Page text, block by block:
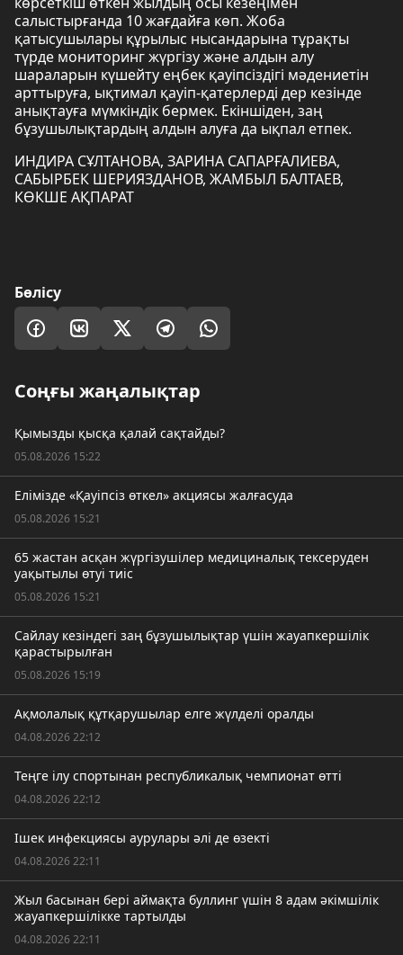
салыстырғанда 10 жағдайға көп. Жоба
қатысушылары құрылыс нысандарына тұрақты
түрде мониторинг жүргізу және алдын алу
шараларын күшейту еңбек қауіпсіздігі мәдениетін
арттыруға, ықтимал қауіп-қатерлерді дер кезінде
анықтауға мүмкіндік бермек. Екіншіден, заң
бұзушылықтардың алдын алуға да ықпал етпек.
ИНДИРА СҰЛТАНОВА, ЗАРИНА САПАРҒАЛИЕВА,
САБЫРБЕК ШЕРИЯЗДАНОВ, ЖАМБЫЛ БАЛТАЕВ,
КӨКШЕ АҚПАРАТ
Бөлісу
Соңғы жаңалықтар
Қымызды қысқа қалай сақтайды?
05.08.2026 15:22
Елімізде «Қауіпсіз өткел» акциясы жалғасуда
05.08.2026 15:21
65 жастан асқан жүргізушілер медициналық тексеруден
уақытылы өтуі тиіс
05.08.2026 15:21
Сайлау кезіндегі заң бұзушылықтар үшін жауапкершілік
қарастырылған
05.08.2026 15:19
Ақмолалық құтқарушылар елге жүлделі оралды
04.08.2026 22:12
Теңге ілу спортынан республикалық чемпионат өтті
04.08.2026 22:12
Ішек инфекциясы аурулары әлі де өзекті
04.08.2026 22:11
Жыл басынан бері аймақта буллинг үшін 8 адам әкімшілік
жауапкершілікке тартылды
04.08.2026 22:11